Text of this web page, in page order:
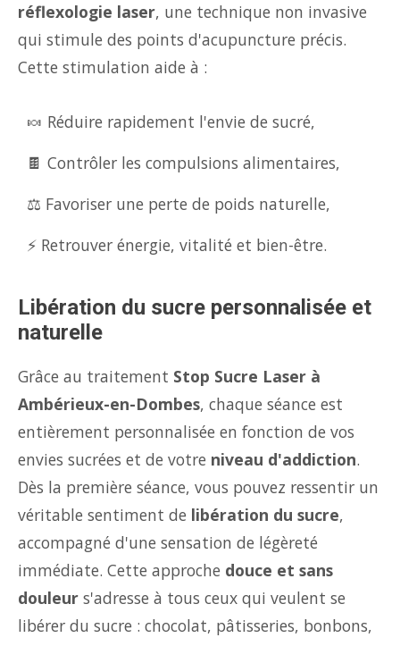
réflexologie laser, une technique non invasive
qui stimule des points d'acupuncture précis.
Cette stimulation aide à :
🍬 Réduire rapidement l'envie de sucré,
🍫 Contrôler les compulsions alimentaires,
⚖️ Favoriser une perte de poids naturelle,
⚡ Retrouver énergie, vitalité et bien-être.
Libération du sucre personnalisée et
naturelle
Grâce au traitement Stop Sucre Laser à
Ambérieux-en-Dombes, chaque séance est
entièrement personnalisée en fonction de vos
envies sucrées et de votre niveau d'addiction.
Dès la première séance, vous pouvez ressentir un
véritable sentiment de libération du sucre,
accompagné d'une sensation de légèreté
immédiate. Cette approche douce et sans
douleur s'adresse à tous ceux qui veulent se
libérer du sucre : chocolat, pâtisseries, bonbons,